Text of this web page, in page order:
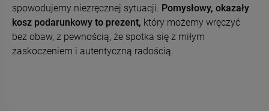
spowodujemy niezręcznej sytuacji. Pomysłowy, okazały
kosz podarunkowy to prezent, który możemy wręczyć
bez obaw, z pewnością, że spotka się z miłym
zaskoczeniem i autentyczną radością.